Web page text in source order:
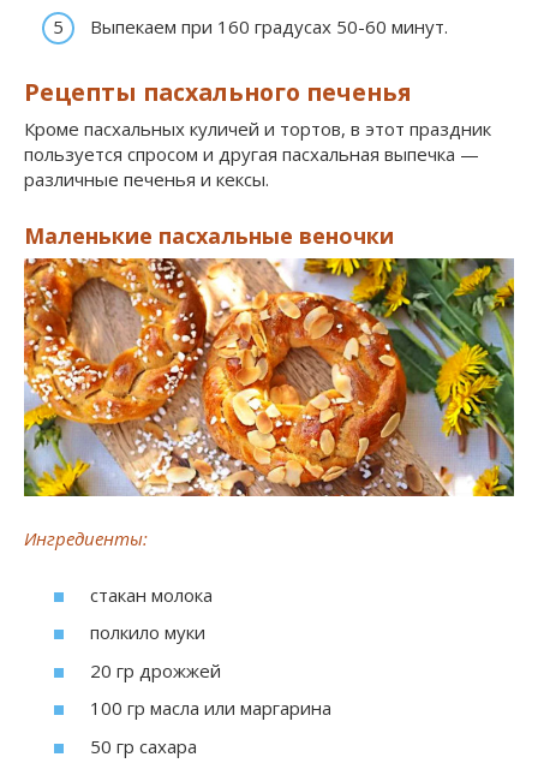
Выпекаем при 160 градусах 50-60 минут.
Рецепты пасхального печенья
Кроме пасхальных куличей и тортов, в этот праздник
пользуется спросом и другая пасхальная выпечка —
различные печенья и кексы.
Маленькие пасхальные веночки
Ингредиенты:
стакан молока
полкило муки
20 гр дрожжей
100 гр масла или маргарина
50 гр сахара